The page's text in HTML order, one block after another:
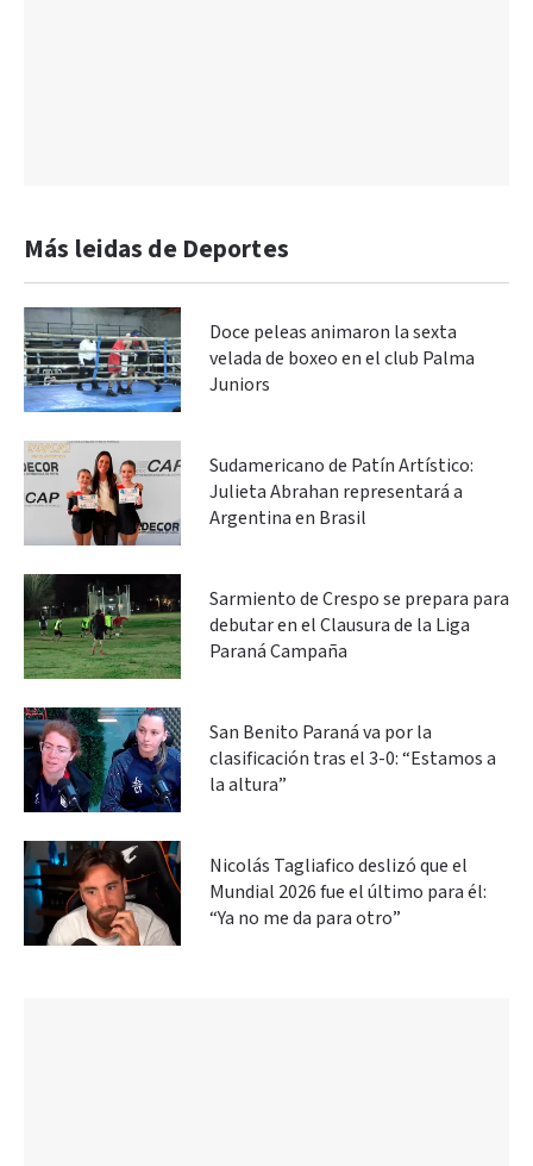
Más leidas de Deportes
Doce peleas animaron la sexta
velada de boxeo en el club Palma
Juniors
Sudamericano de Patín Artístico:
Julieta Abrahan representará a
Argentina en Brasil
Sarmiento de Crespo se prepara para
debutar en el Clausura de la Liga
Paraná Campaña
San Benito Paraná va por la
clasificación tras el 3-0: “Estamos a
la altura”
Nicolás Tagliafico deslizó que el
Mundial 2026 fue el último para él:
“Ya no me da para otro”